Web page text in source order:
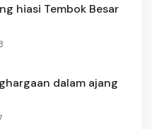
hiasi Tembok Besar
dalam ajang